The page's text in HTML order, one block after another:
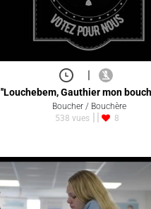
|
''Louchebem, Gauthier mon
Boucher / Bouchère
538 vues
8